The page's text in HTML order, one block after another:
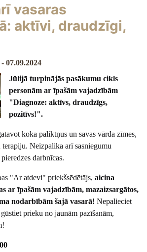
vasaras
aktīvi, draudzīgi,
07.09.2024
Jūlijā turpinājās pasākumu cikls
personām ar īpašām vajadzībām
"Diagnoze: aktīvs, draudzīgs,
pozitīvs!".
koka paliktņus un savas vārda zīmes,
Neizpalika arī sasniegumu
darbnīcas.
"Ar atdevi" priekšsēdētājs,aicina
ar īpašām vajadzībām, mazaizsargātos,
nodarbībām šajā vasarā! Nepalieciet
prieku no jaunām pazīšanām,